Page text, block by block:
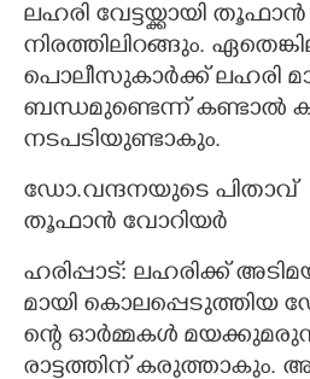
ലഹരി വേട്ടയ്ക്കായി
നിരത്തിലിറങ്ങും.
പൊലീസുകാർക്ക് ലഹരി
ബന്ധമുണ്ടെന്ന് കണ്ടാൽ
നടപടിയുണ്ടാകും.
ഡോ.​വ​ന്ദ​ന​യു​ടെ​ ​പി​താ​വ്
തൂ​ഫാ​ൻ​ ​വോ​റി​യർ
ഹ​രി​പ്പാ​ട്:​ ​ല​ഹ​രി​ക്ക്
മാ​യി​ ​കൊ​ല​പ്പെ​ടു​ത്തി​യ​
ന്റെ​ ​ഓ​ർ​മ്മ​ക​ൾ​
രാ​ട്ട​ത്തി​ന് ​ക​രു​ത്താ​കും.​